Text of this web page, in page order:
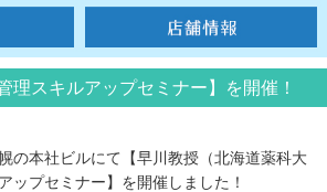
理スキルアップセミナー】を開催！
の本社ビルにて【早川教授（北海道薬科大
ップセミナー】を開催しました！